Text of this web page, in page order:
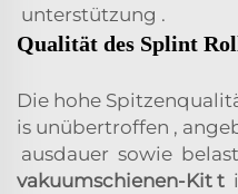
unterstützung .
Qualität des Splint
Die hohe
is unübertroffen ,
ausdauer sowie
vakuumschienen-Kit t